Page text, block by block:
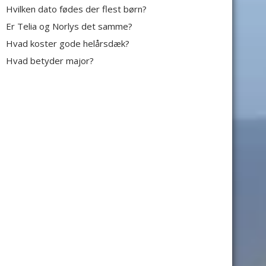
Hvilken dato fødes der flest børn?
Er Telia og Norlys det samme?
Hvad koster gode helårsdæk?
Hvad betyder major?